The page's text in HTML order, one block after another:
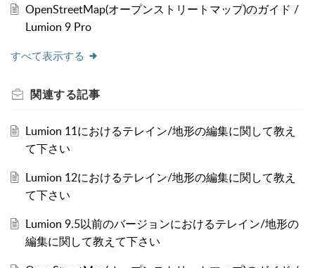
OpenStreetMap(オープンストリートマップ)のガイド /
Lumion 9 Pro
すべて表示する
関連する記事
Lumion 11におけるテレイン/地形の編集に関して教え
て下さい
Lumion 12におけるテレイン/地形の編集に関して教え
て下さい
Lumion 9.5以前のバージョンにおけるテレイン/地形の
編集に関して教えて下さい